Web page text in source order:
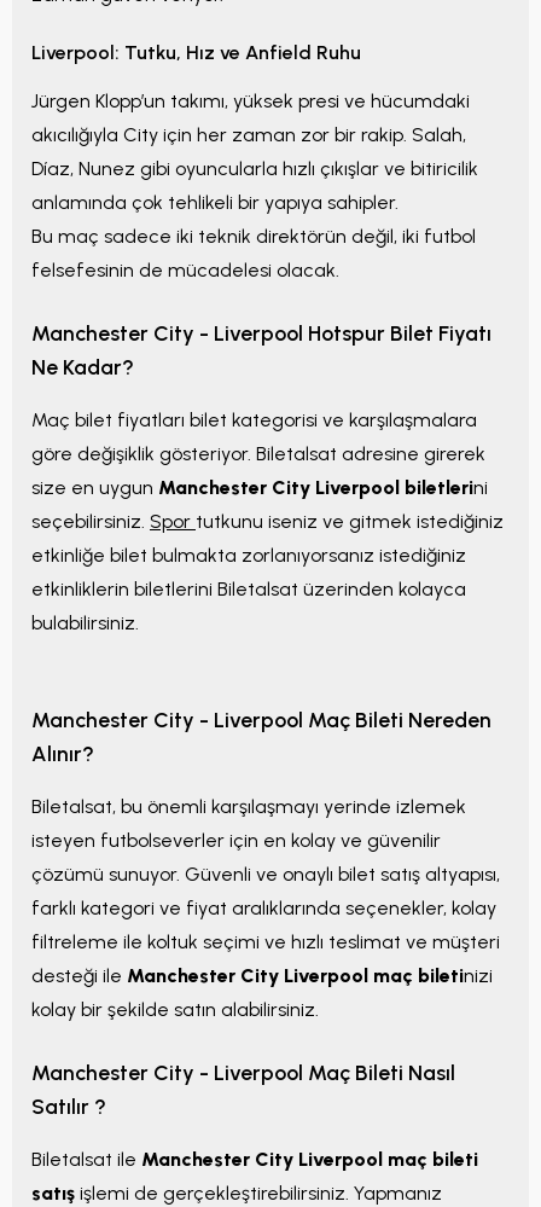
Liverpool: Tutku, Hız ve Anfield Ruhu
Jürgen Klopp’un takımı, yüksek presi ve hücumdaki
akıcılığıyla City için her zaman zor bir rakip. Salah,
Díaz, Nunez gibi oyuncularla hızlı çıkışlar ve bitiricilik
anlamında çok tehlikeli bir yapıya sahipler.
Bu maç sadece iki teknik direktörün değil, iki futbol
felsefesinin de mücadelesi olacak.
Manchester City - Liverpool Hotspur Bilet Fiyatı
Ne Kadar?
Maç bilet fiyatları bilet kategorisi ve karşılaşmalara
göre değişiklik gösteriyor. Biletalsat adresine girerek
size en uygun Manchester City Liverpool biletlerini
seçebilirsiniz. Spor tutkunu iseniz ve gitmek istediğiniz
etkinliğe bilet bulmakta zorlanıyorsanız istediğiniz
etkinliklerin biletlerini Biletalsat üzerinden kolayca
bulabilirsiniz.
Manchester City - Liverpool Maç Bileti Nereden
Alınır?
Biletalsat, bu önemli karşılaşmayı yerinde izlemek
isteyen futbolseverler için en kolay ve güvenilir
çözümü sunuyor. Güvenli ve onaylı bilet satış altyapısı,
farklı kategori ve fiyat aralıklarında seçenekler, kolay
filtreleme ile koltuk seçimi ve hızlı teslimat ve müşteri
desteği ile Manchester City Liverpool maç biletinizi
kolay bir şekilde satın alabilirsiniz.
Manchester City - Liverpool Maç Bileti Nasıl
Satılır ?
Biletalsat ile Manchester City Liverpool maç bileti
satış işlemi de gerçekleştirebilirsiniz. Yapmanız